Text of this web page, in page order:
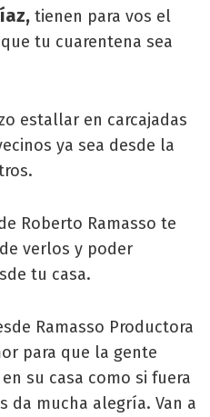
tienen para vos el
tu cuarentena sea
estallar en carcajadas
ya sea desde la
Roberto Ramasso te
verlos y poder
tu casa.
Ramasso Productora
para que la gente
su casa como si fuera
da mucha alegría. Van a